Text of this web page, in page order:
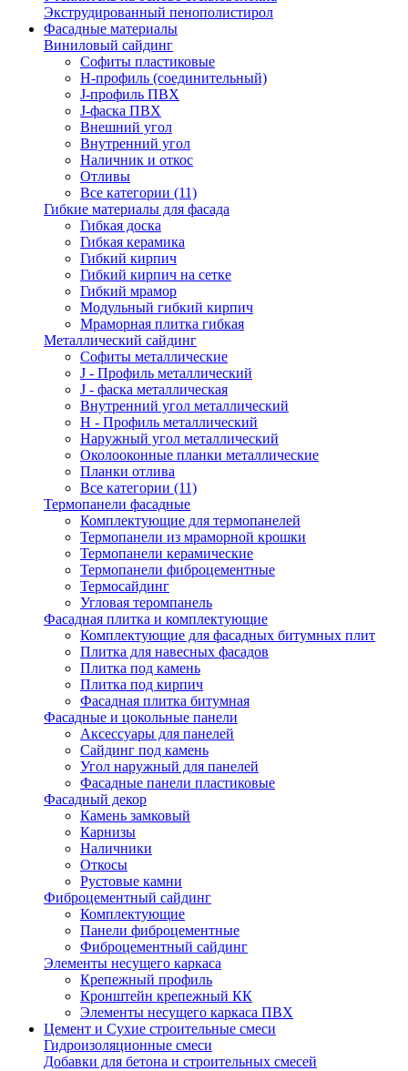
Экструдированный пенополистирол
Фасадные материалы
Виниловый сайдинг
Cофиты пластиковые
H-профиль (соединительный)
J-профиль ПВХ
J-фаска ПВХ
Внешний угол
Внутренний угол
Наличник и откос
Отливы
Все категории (11)
Гибкие материалы для фасада
Гибкая доска
Гибкая керамика
Гибкий кирпич
Гибкий кирпич на сетке
Гибкий мрамор
Модульный гибкий кирпич
Мраморная плитка гибкая
Металлический сайдинг
Cофиты металлические
J - Профиль металлический
J - фаска металлическая
Внутренний угол металлический
Н - Профиль металлический
Наружный угол металлический
Околооконные планки металлические
Планки отлива
Все категории (11)
Термопанели фасадные
Комплектующие для термопанелей
Термопанели из мраморной крошки
Термопанели керамические
Термопанели фиброцементные
Термосайдинг
Угловая теромпанель
Фасадная плитка и комплектующие
Комплектующие для фасадных битумных плит
Плитка для навесных фасадов
Плитка под камень
Плитка под кирпич
Фасадная плитка битумная
Фасадные и цокольные панели
Аксессуары для панелей
Сайдинг под камень
Угол наружный для панелей
Фасадные панели пластиковые
Фасадный декор
Камень замковый
Карнизы
Наличники
Откосы
Рустовые камни
Фиброцементный сайдинг
Комплектующие
Панели фиброцементные
Фиброцементный сайдинг
Элементы несущего каркаса
Крепежный профиль
Кронштейн крепежный КК
Элементы несущего каркаса ПВХ
Цемент и Сухие строительные смеси
Гидроизоляционные смеси
Добавки для бетона и строительных смесей